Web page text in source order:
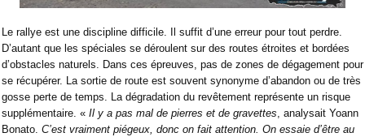
Le rallye est une discipline difficile. Il suffit d’une erreur pour tout perdre.
D’autant que les spéciales se déroulent sur des routes étroites et bordées
d’obstacles naturels. Dans ces épreuves, pas de zones de dégagement pour
se récupérer. La sortie de route est souvent synonyme d’abandon ou de très
gosse perte de temps. La dégradation du revêtement représente un risque
supplémentaire. « Il y a pas mal de pierres et de gravettes, analysait Yoann
Bonato. C’est vraiment piégeux, donc on fait attention. On essaie d’être au